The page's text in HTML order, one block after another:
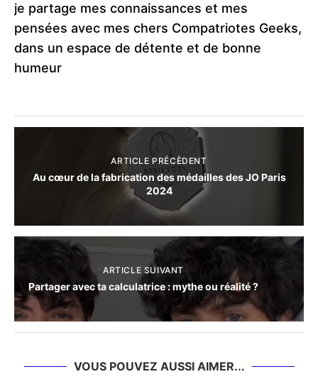
je partage mes connaissances et mes
pensées avec mes chers Compatriotes Geeks,
dans un espace de détente et de bonne
humeur
ARTICLE PRÉCÈDENT
Au cœur de la fabrication des médailles des JO Paris
2024
ARTICLE SUIVANT
Partager avec ta calculatrice : mythe ou réalité ?
VOUS POUVEZ AUSSI AIMER...